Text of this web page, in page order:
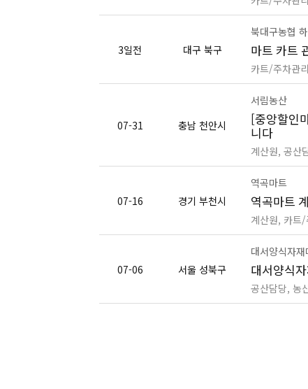
3일전 대구 북구
북대구농협
마트 카트
카트/주차관리
07-31 충남 천안시
서림농산
[중앙할인
니다
계산원, 공산
07-16 경기 부천시
역곡마트
역곡마트
계산원, 카트/
07-06 서울 성북구
대서양식자재
대서양식
공산담당, 농